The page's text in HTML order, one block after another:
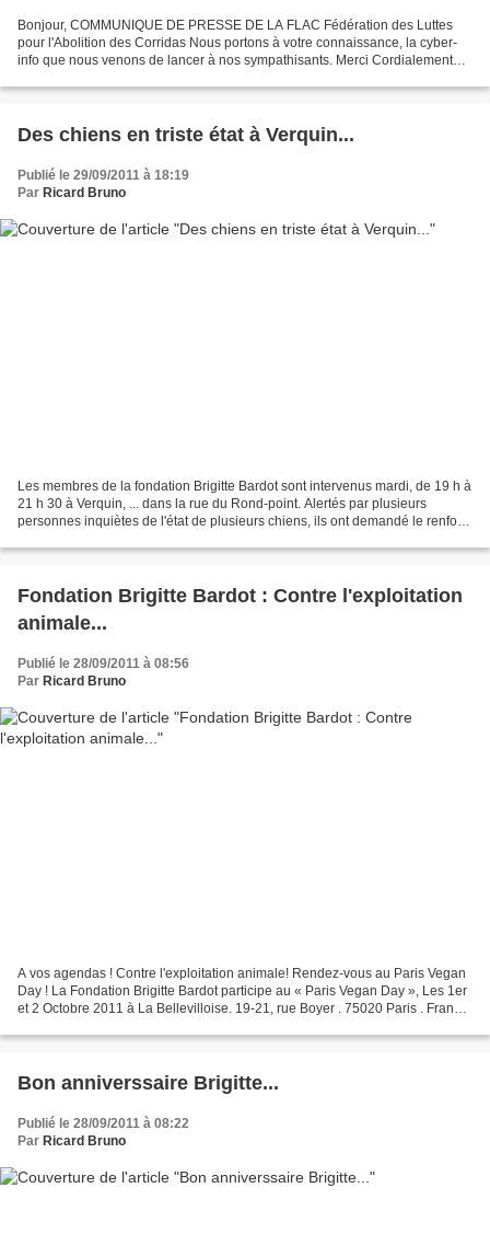
Bonjour, COMMUNIQUE DE PRESSE DE LA FLAC Fédération des Luttes
pour l'Abolition des Corridas Nous portons à votre connaissance, la cyber-
info que nous venons de lancer à nos sympathisants. Merci Cordialement
Des chiens en triste état à Verquin...
Publié le 29/09/2011 à 18:19
Par Ricard Bruno
Les membres de la fondation Brigitte Bardot sont intervenus mardi, de 19 h à
21 h 30 à Verquin, ... dans la rue du Rond-point. Alertés par plusieurs
personnes inquiètes de l'état de plusieurs chiens, ils ont demandé le renfort
Fondation Brigitte Bardot : Contre l'exploitation
animale...
Publié le 28/09/2011 à 08:56
Par Ricard Bruno
A vos agendas ! Contre l'exploitation animale! Rendez-vous au Paris Vegan
Day ! La Fondation Brigitte Bardot participe au « Paris Vegan Day », Les 1er
et 2 Octobre 2011 à La Bellevilloise. 19-21, rue Boyer . 75020 Paris . France
Bon anniverssaire Brigitte...
Publié le 28/09/2011 à 08:22
Par Ricard Bruno